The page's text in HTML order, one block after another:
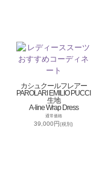
カシュクールフレアー
PAROLARI EMILIO PUCCI
生地
A-line Wrap Dress
通常価格
39,000円(税別)